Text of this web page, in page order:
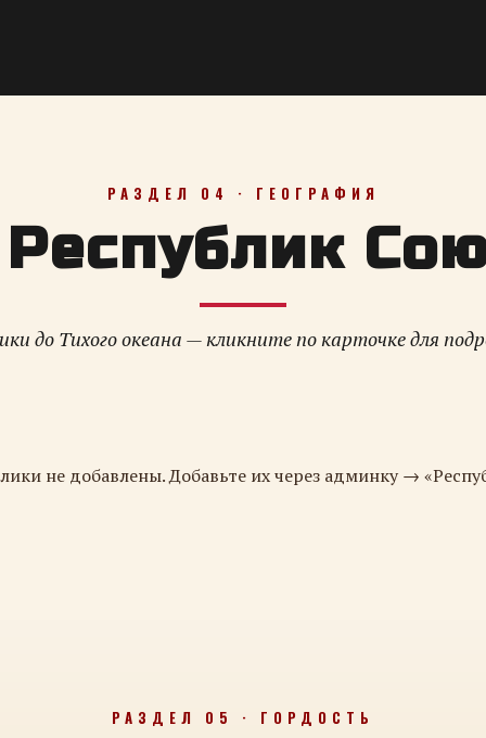
РАЗДЕЛ 04 · ГЕОГРАФИЯ
Республик
до Тихого океана — кликните по карточке для
не добавлены. Добавьте их через админку →
РАЗДЕЛ 05 · ГОРДОСТЬ